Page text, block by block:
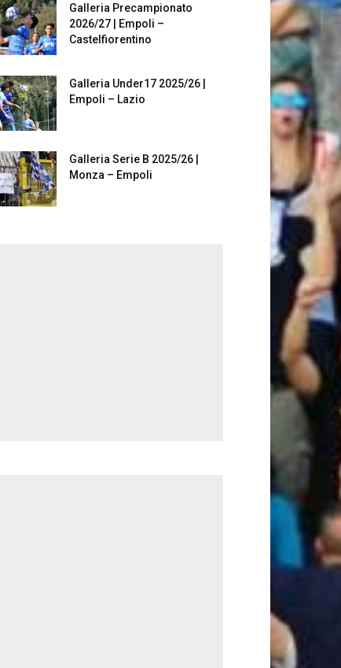
Galleria Precampionato
2026/27 | Empoli –
Castelfiorentino
Galleria Under17 2025/26 |
Empoli – Lazio
Galleria Serie B 2025/26 |
Monza – Empoli